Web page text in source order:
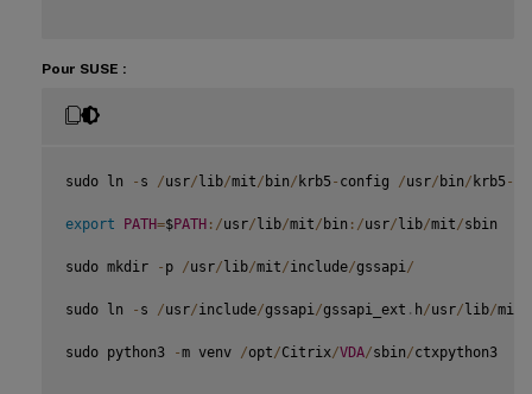
Pour SUSE :
sudo ln - s /usr/lib/mit/ bin/ krb5 - config /usr/ bin/ krb5 -
export PATH=$PATH : /usr/lib/mit/ bin : /usr/lib/mit/sbin
sudo mkdir - p /usr/lib/mit/include/gssapi /
sudo ln - s /usr/include/gssapi /gssapi_ext . h/usr/lib/mit
sudo python3 -m venv /opt/Citrix/VDA/sbin/ctxpython3